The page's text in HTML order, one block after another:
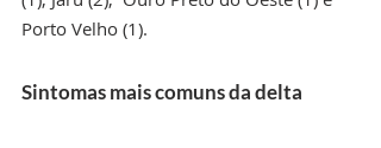
Porto Velho (1).
Sintomas mais comuns da delta